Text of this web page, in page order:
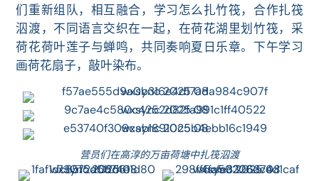
们重新组队，相互融合， 学习怎么扎竹筏， 合作扎筏
泅渡，不同语言交织在一起， 在荷花湖里划竹筏，采
荷花荷叶莲子与蝉鸣，共同奏响夏日乐章。 下午学习
画荷花扇子，敲叶染布。
营员们在高淳的万亩荷塘中扎筏泅渡